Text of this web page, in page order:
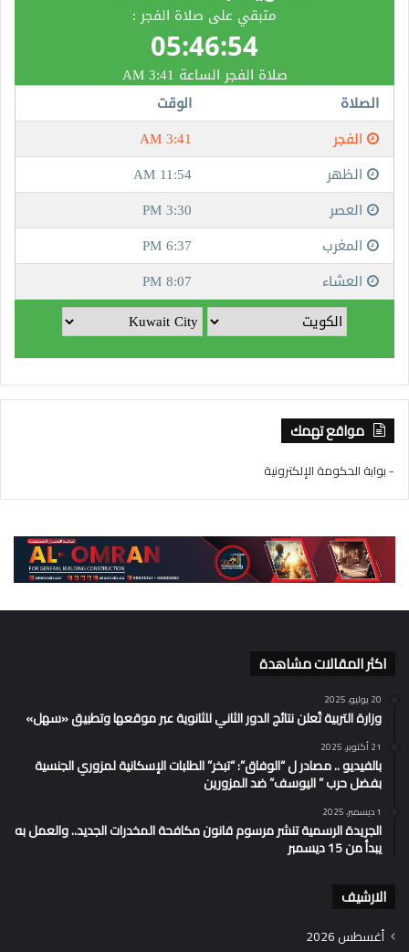
مواقع تهمك
- بوابة الحكومة الإلكترونية
اكثر المقالات مشاهدة
20 يوليو، 2025
وزارة التربية تُعلن نتائج الدور الثاني للثانوية عبر موقعها وتطبيق «سهل»
21 أكتوبر، 2025
بالفيديو .. مصادر ل “الوفاق”: “تبخر” الطلبات الإسكانية لمزوري الجنسية
بفضل حرب ” اليوسف” ضد المزورين
1 ديسمبر، 2025
الجريدة الرسمية تنشر مرسوم قانون مكافحة المخدرات الجديد.. والعمل به
يبدأ من 15 ديسمبر
الارشيف
أغسطس 2026